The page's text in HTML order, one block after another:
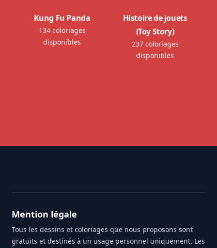
Kung Fu Panda
134 coloriages
disponibles
Histoire de jouets
(Toy Story)
237 coloriages
disponibles
Mention légale
Tous les dessins et coloriages que nous proposons sont
gratuits et destinés à un usage personnel uniquement. Les